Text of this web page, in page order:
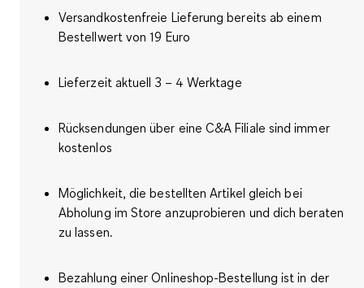
Versandkostenfreie Lieferung bereits ab einem
Bestellwert von 19 Euro
Lieferzeit aktuell 3 – 4 Werktage
Rücksendungen über eine C&A Filiale sind immer
kostenlos
Möglichkeit, die bestellten Artikel gleich bei
Abholung im Store anzuprobieren und dich beraten
zu lassen.
Bezahlung einer Onlineshop-Bestellung ist in der